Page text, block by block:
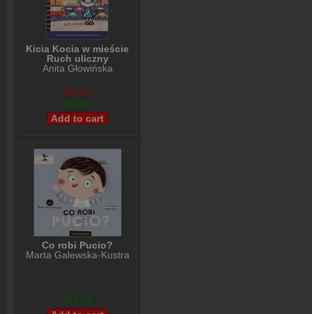
Kicia Kocia w mieście
Ruch uliczny
Anita Głowińska
$7,01
$6,01
Co robi Pucio?
Marta Galewska-Kustra
$15,99